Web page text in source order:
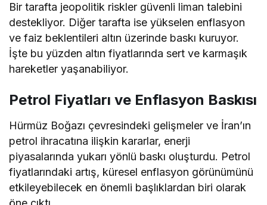
Bir tarafta jeopolitik riskler güvenli liman talebini
destekliyor. Diğer tarafta ise yükselen enflasyon
ve faiz beklentileri altın üzerinde baskı kuruyor.
İşte bu yüzden altın fiyatlarında sert ve karmaşık
hareketler yaşanabiliyor.
Petrol Fiyatları ve Enflasyon Baskısı
Hürmüz Boğazı çevresindeki gelişmeler ve İran’ın
petrol ihracatına ilişkin kararlar, enerji
piyasalarında yukarı yönlü baskı oluşturdu. Petrol
fiyatlarındaki artış, küresel enflasyon görünümünü
etkileyebilecek en önemli başlıklardan biri olarak